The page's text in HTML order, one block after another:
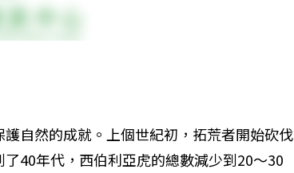
自然的成就。上個世紀初，拓荒者開始砍伐
40年代，西伯利亞虎的總數減少到20～30